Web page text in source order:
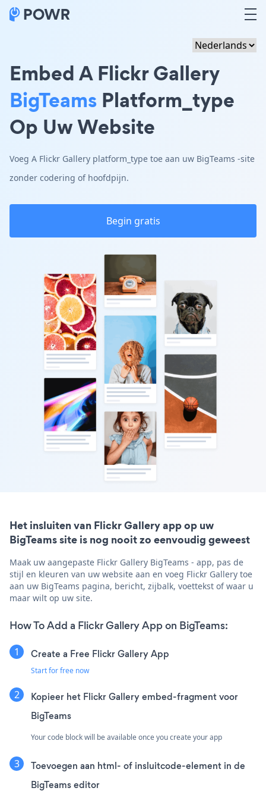
Embed A Flickr Gallery
BigTeams Platform_type
Op Uw Website
Voeg A Flickr Gallery platform_type toe aan uw BigTeams -site
zonder codering of hoofdpijn.
Begin gratis
Het insluiten van Flickr Gallery app op uw
BigTeams site is nog nooit zo eenvoudig geweest
Maak uw aangepaste Flickr Gallery BigTeams - app, pas de
stijl en kleuren van uw website aan en voeg Flickr Gallery toe
aan uw BigTeams pagina, bericht, zijbalk, voettekst of waar u
maar wilt op uw site.
How To Add a Flickr Gallery App on BigTeams:
Create a Free Flickr Gallery App
Start for free now
Kopieer het Flickr Gallery embed-fragment voor
BigTeams
Your code block will be available once you create your app
Toevoegen aan html- of insluitcode-element in de
BigTeams editor